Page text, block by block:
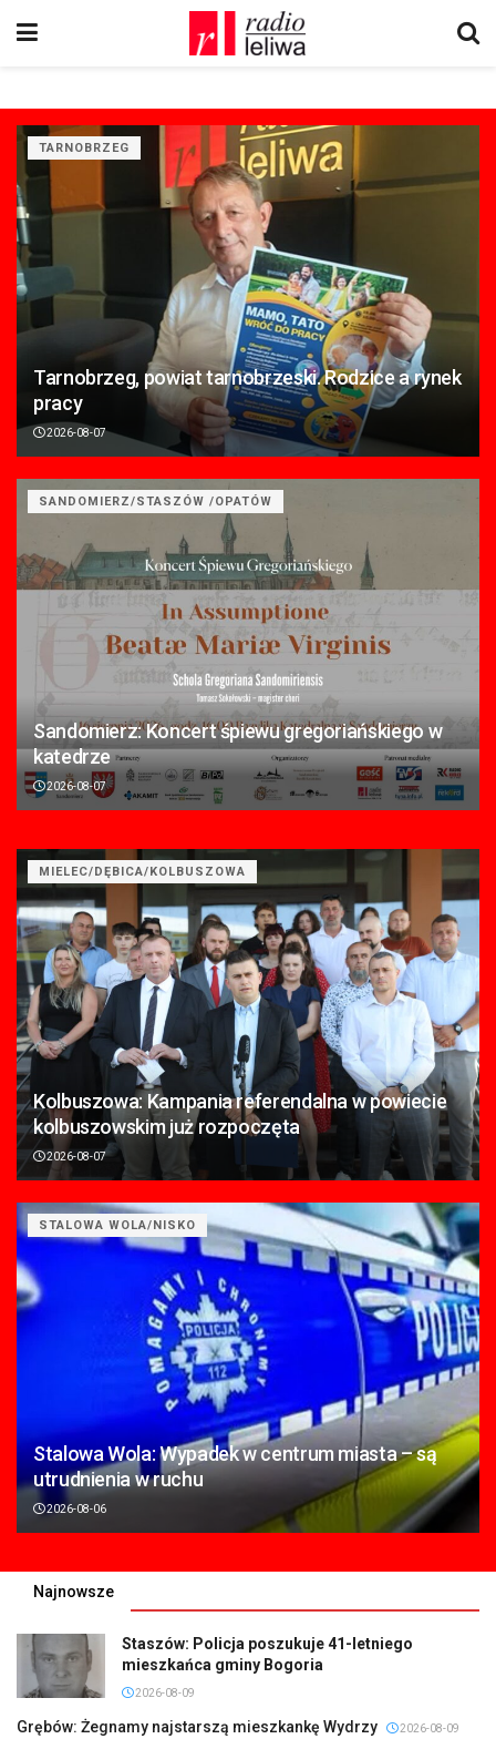
TARNOBRZEG
Tarnobrzeg, powiat tarnobrzeski. Rodzice a rynek
pracy
2026-08-07
SANDOMIERZ/STASZÓW /OPATÓW
Sandomierz: Koncert śpiewu gregoriańskiego w
katedrze
2026-08-07
MIELEC/DĘBICA/KOLBUSZOWA
Kolbuszowa: Kampania referendalna w powiecie
kolbuszowskim już rozpoczęta
2026-08-07
STALOWA WOLA/NISKO
Stalowa Wola: Wypadek w centrum miasta – są
utrudnienia w ruchu
2026-08-06
Najnowsze
Staszów: Policja poszukuje 41-letniego
mieszkańca gminy Bogoria
2026-08-09
Grębów: Żegnamy najstarszą mieszkankę Wydrzy 2026-08-09